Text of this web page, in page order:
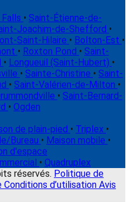
• Saint-Étienne-de-
Joachim-de-Shefford •
Saint-Hilaire • Bolton-Est •
• Roxton Pond • Saint-
• Longueuil (Saint-Hubert) •
• Sainte-Christine • Saint-
• Saint-Valérien-de-Milton •
• Saint-Bernard-
• Ogden
de plain-pied • Triplex •
Bureau • Maison mobile •
d'espace
• Quadruplex
réservés. Politique de
Conditions d’utilisation Avis